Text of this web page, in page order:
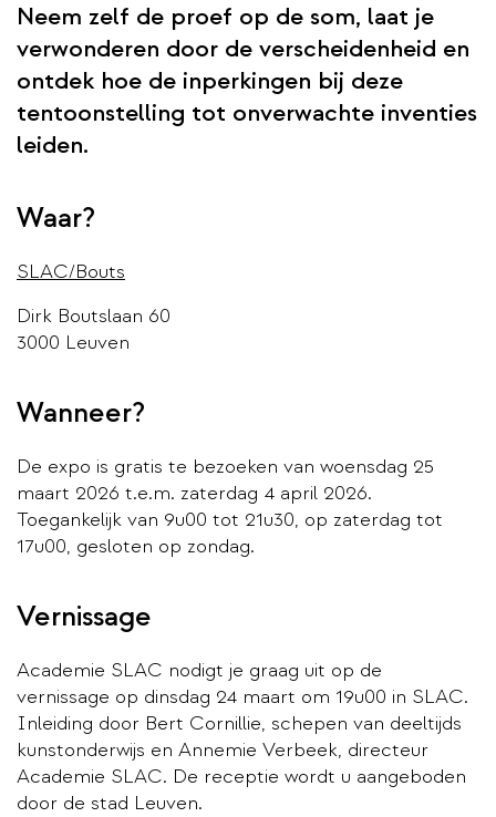
Neem zelf de proef op de som, laat je
verwonderen door de verscheidenheid en
ontdek hoe de inperkingen bij deze
tentoonstelling tot onverwachte inventies
leiden.
Waar?
SLAC/Bouts
Dirk Boutslaan 60
3000 Leuven
Wanneer?
De expo is gratis te bezoeken van woensdag 25
maart 2026 t.e.m. zaterdag 4 april 2026.
Toegankelijk van 9u00 tot 21u30, op zaterdag tot
17u00, gesloten op zondag.
Vernissage
Academie SLAC nodigt je graag uit op de
vernissage op dinsdag 24 maart om 19u00 in SLAC.
Inleiding door Bert Cornillie, schepen van deeltijds
kunstonderwijs en Annemie Verbeek, directeur
Academie SLAC. De receptie wordt u aangeboden
door de stad Leuven.